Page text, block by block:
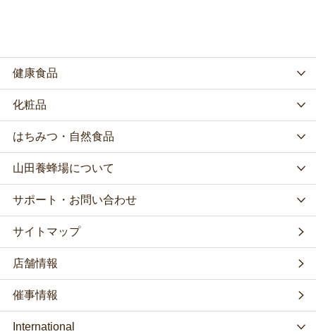
健康食品
化粧品
はちみつ・自然食品
山田養蜂場について
サポート・お問い合わせ
サイトマップ
店舗情報
催事情報
International